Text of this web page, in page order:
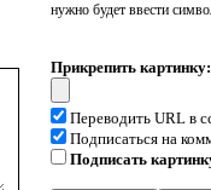
нужно будет ввести
Прикрепить картинку:
Переводить URL в
Подписаться на
Подписать